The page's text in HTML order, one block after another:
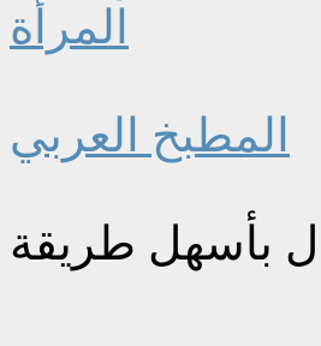
المرأة
المطبخ العربي
بأسهل طريقة